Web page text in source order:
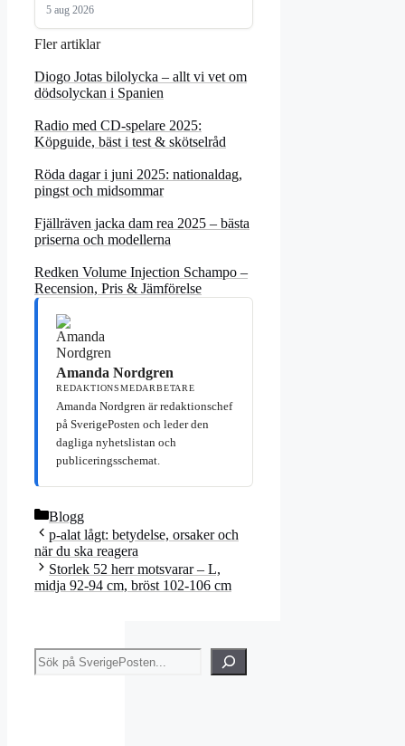
5 aug 2026
Fler artiklar
Diogo Jotas bilolycka – allt vi vet om
dödsolyckan i Spanien
Radio med CD-spelare 2025:
Köpguide, bäst i test & skötselråd
Röda dagar i juni 2025: nationaldag,
pingst och midsommar
Fjällräven jacka dam rea 2025 – bästa
priserna och modellerna
Redken Volume Injection Schampo –
Recension, Pris & Jämförelse
Amanda Nordgren
REDAKTIONSMEDARBETARE
Amanda Nordgren är redaktionschef
på SverigePosten och leder den
dagliga nyhetslistan och
publiceringsschemat.
Kategorier
Blogg
p-alat lågt: betydelse, orsaker och
när du ska reagera
Storlek 52 herr motsvarar – L,
midja 92-94 cm, bröst 102-106 cm
Sök